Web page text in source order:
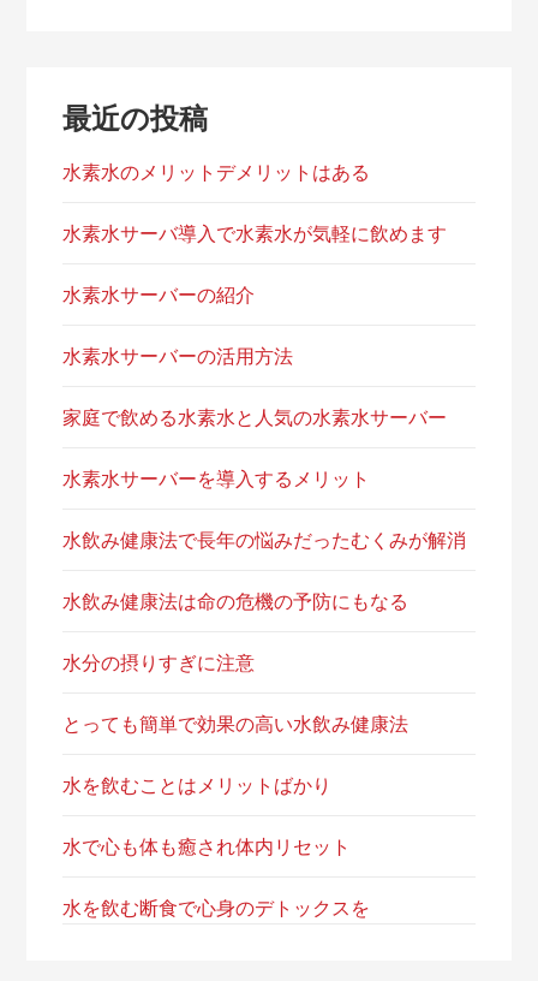
最近の投稿
水素水のメリットデメリットはある
水素水サーバ導入で水素水が気軽に飲めます
水素水サーバーの紹介
水素水サーバーの活用方法
家庭で飲める水素水と人気の水素水サーバー
水素水サーバーを導入するメリット
水飲み健康法で長年の悩みだったむくみが解消
水飲み健康法は命の危機の予防にもなる
水分の摂りすぎに注意
とっても簡単で効果の高い水飲み健康法
水を飲むことはメリットばかり
水で心も体も癒され体内リセット
水を飲む断食で心身のデトックスを